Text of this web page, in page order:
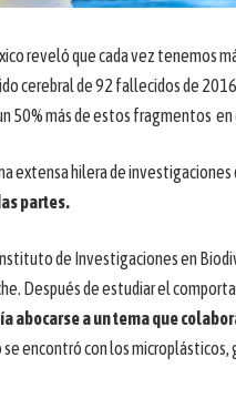
reveló que cada vez tenemos
cerebral de 92 fallecidos de
50% más de estos fragmentos
extensa hilera de investigaciones
partes.
de Investigaciones en
Después de estudiar el
abocarse a un tema que
encontró con los microplásticos,